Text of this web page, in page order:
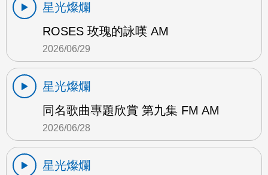
星光燦爛
ROSES 玫瑰的詠嘆 AM
2026/06/29
星光燦爛
同名歌曲專題欣賞 第九集 FM AM
2026/06/28
星光燦爛